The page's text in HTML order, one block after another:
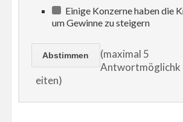
Einige Konzerne haben die
um Gewinne zu steigern
(maximal 5
Antwortmöglichk
eiten)